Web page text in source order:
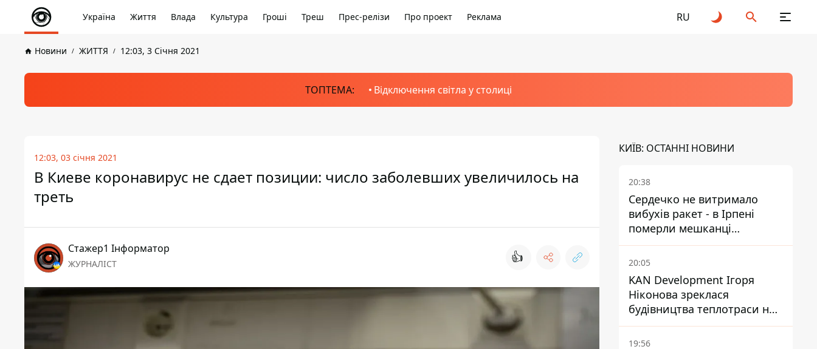
Україна Життя Влада Культура Гроші Треш Прес-релізи Про проект Реклама RU
Новини ЖИТТЯ 12:03, 3 Січня 2021
ТОПТЕМА: Відключення світла у столиці
12:03, 03 січня 2021
В Киеве коронавирус не сдает позиции: число заболевших увеличилось на
треть
Стажер1 Інформатор
ЖУРНАЛІСТ 👍
КИЇВ: ОСТАННІ НОВИНИ
20:38
Сердечко не витримало
вибухів ракет - в Ірпені
померли мешканці
притулку для собак з
інвалідністю
20:05
KAN Development Ігоря
Ніконова зреклася
будівництва теплотраси на
Теремках
19:56